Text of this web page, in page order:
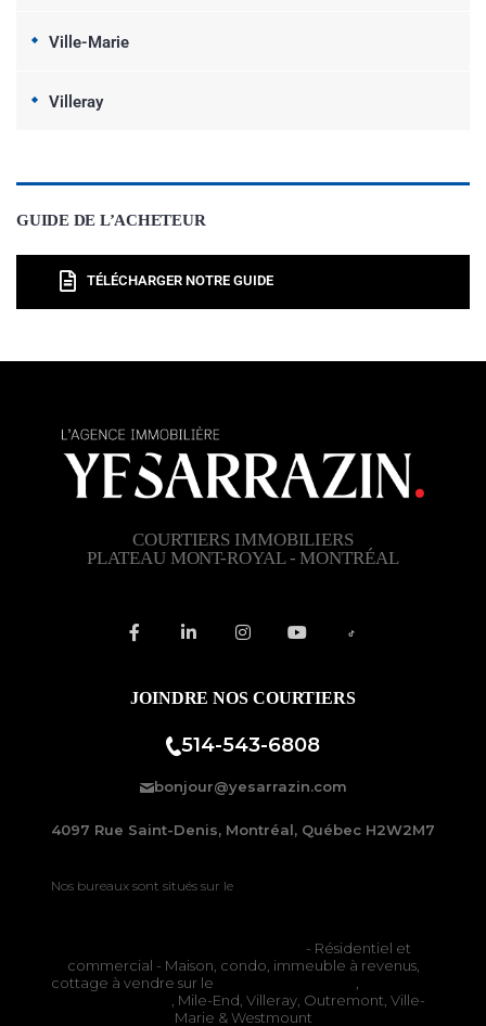
Ville-Marie
Villeray
GUIDE DE L’ACHETEUR
TÉLÉCHARGER NOTRE GUIDE
COURTIERS IMMOBILIERS
PLATEAU MONT-ROYAL - MONTRÉAL
JOINDRE NOS COURTIERS
514-543-6808
bonjour@yesarrazin.com
4097 Rue Saint-Denis, Montréal, Québec H2W2M7
Nos bureaux sont situés sur le
- Résidentiel et
commercial - Maison, condo, immeuble à revenus,
cottage à vendre sur le
,
, Mile-End, Villeray, Outremont, Ville-
Marie & Westmount